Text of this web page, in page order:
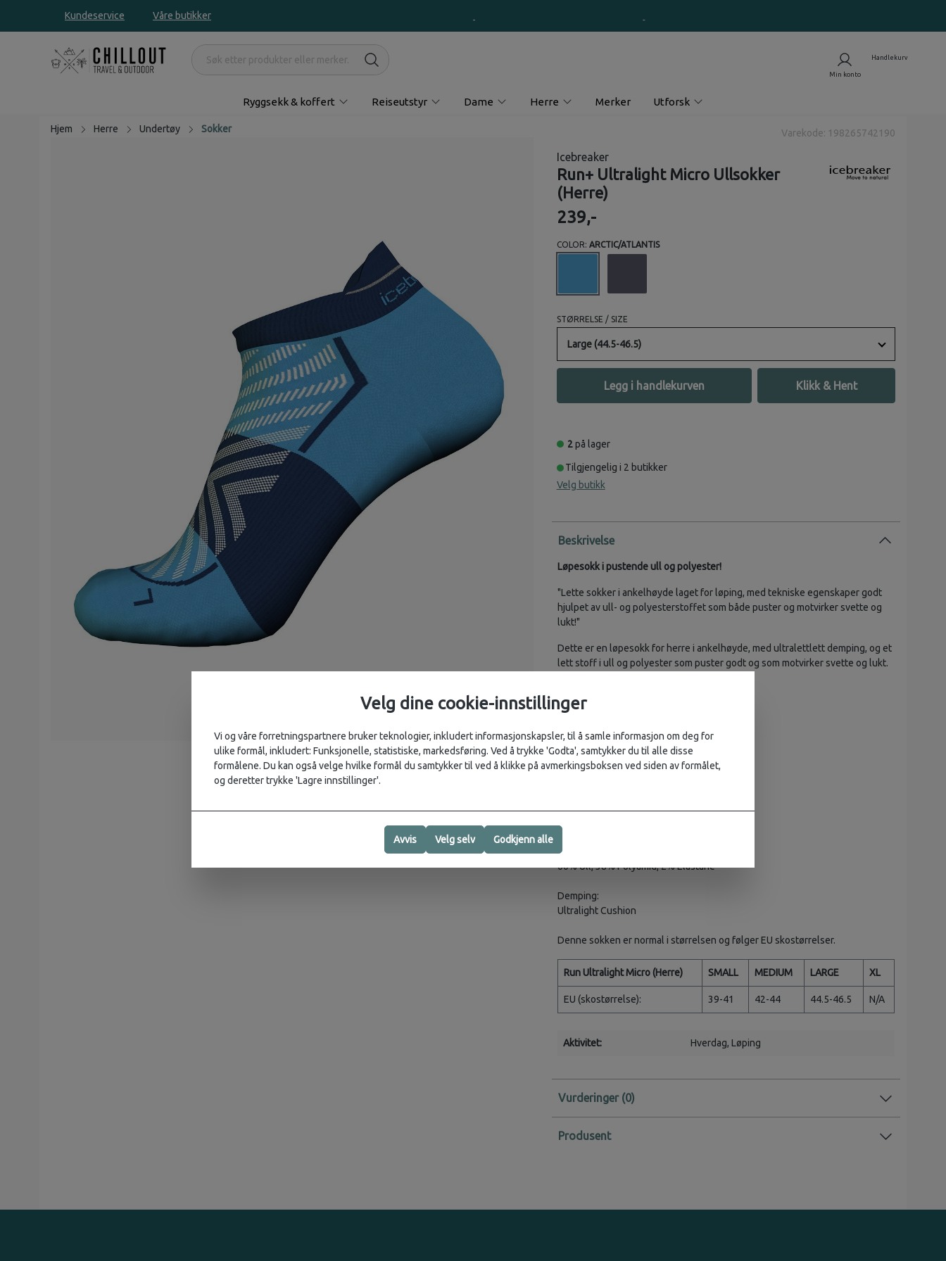
Kundeservice Våre butikker
Ryggsekk & koffert Reiseutstyr Dame Herre Merker Utforsk
Hjem Herre Undertøy Sokker Varekode: 198265742190
Icebreaker
Run+ Ultralight Micro Ullsokker
(Herre)
239,-
COLOR: ARCTIC/ATLANTIS
STØRRELSE / SIZE
Large (44.5-46.5)
Legg i handlekurven Klikk & Hent
2 på lager
Tilgjengelig i 2 butikker
Velg butikk
Beskrivelse
Løpesokk i pustende ull og polyester!
Lette sokker i ankelhøyde laget for løping, med tekniske egenskaper godt
hjulpet av ull- og polyesterstoffet som både puster og motvirker svette og
lukt!
Dette er en løpesokk for herre i ankelhøyde, med ultralettlett demping, og et
lett stoff i ull og polyester som puster godt og som motvirker svette og lukt.
Icebreaker Run Ultralight Cushion Micro
Type:
Materiale:
60% Ull, 38% Polyamid, 2% Elastane
Demping:
Ultralight Cushion
Denne sokken er normal i størrelsen og følger EU skostørrelser.
Run Ultralight Micro (Herre) SMALL MEDIUM LARGE XL
EU (skostørrelse): 39-41 42-44 44.5-46.5 N/A
Aktivitet: Hverdag, Løping
Vurderinger
Produsent
Velg dine cookie-innstillinger
Vi og våre forretningspartnere bruker teknologier, inkludert informasjonskapsler, til å samle informasjon om deg for
ulike formål, inkludert: Funksjonelle, statistiske, markedsføring. Ved å trykke 'Godta', samtykker du til alle disse
formålene. Du kan også velge hvilke formål du samtykker til ved å klikke på avmerkingsboksen ved siden av formålet,
og deretter trykke 'Lagre innstillinger'.
Avvis Velg selv Godkjenn alle